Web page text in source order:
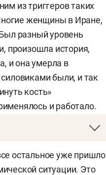
из триггеров таких
женщины в Иране,
разный уровень
произошла история,
и она умерла в
были, и так
кость»
и работало.
«Сегодня.ру».
остальное уже пришло
ситуации. Это